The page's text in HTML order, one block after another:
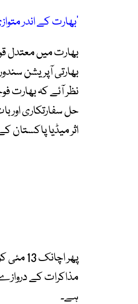
’بھارت کے اندر
بھارت میں معتدل
بھارتی آپریشن
نظر آئے کہ بھارت
حل سفارتکاری اور
اثر میڈیا پاکستان
پھر
مذاکرات کے
ہے۔